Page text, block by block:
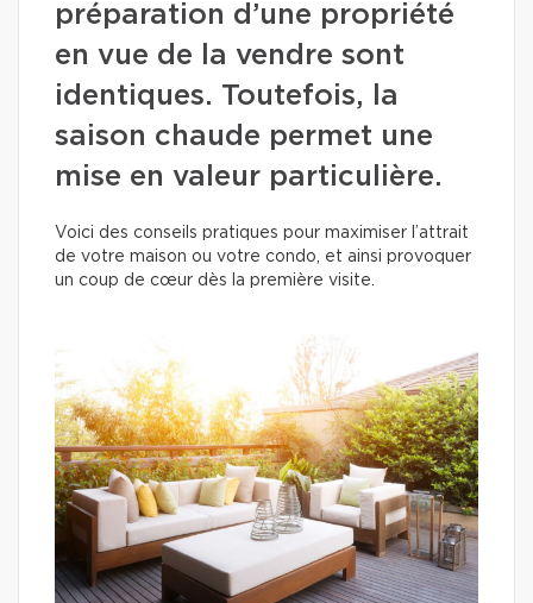
préparation d’une propriété
en vue de la vendre sont
identiques. Toutefois, la
saison chaude permet une
mise en valeur particulière.
Voici des conseils pratiques pour maximiser l’attrait
de votre maison ou votre condo, et ainsi provoquer
un coup de cœur dès la première visite.